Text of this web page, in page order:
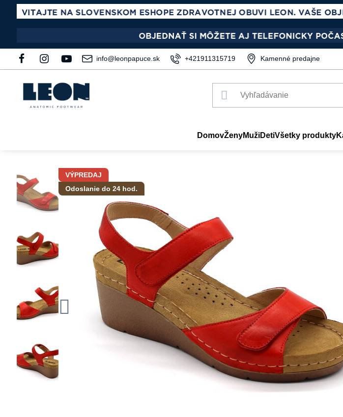
info@leonpapuce.sk +421911315719 Kamenné predajne
DomovŽenyMužiDetiVšetky produkty
VÝPREDAJ
Odoslanie do 24 hod.